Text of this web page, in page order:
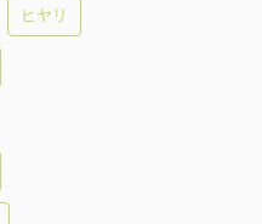
ヒヤリ